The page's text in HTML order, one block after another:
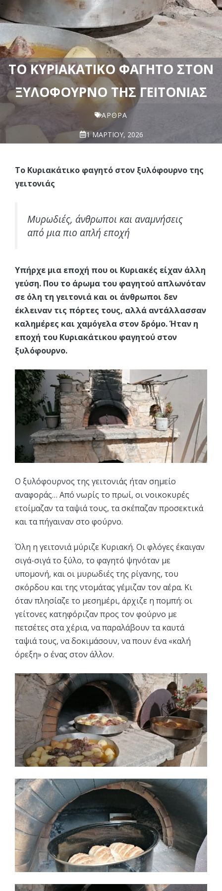
ΤΟ ΚΥΡΙΑΚΆΤΙΚΟ ΦΑΓΗΤΌ ΣΤΟΝ
ΞΥΛΌΦΟΥΡΝΟ ΤΗΣ ΓΕΙΤΟΝΙΆΣ
ΆΡΘΡΑ
1 ΜΑΡΤΊΟΥ, 2026
Το Κυριακάτικο φαγητό στον ξυλόφουρνο της
γειτονιάς
Μυρωδιές, άνθρωποι και αναμνήσεις
από μια πιο απλή εποχή
Υπήρχε μια εποχή που οι Κυριακές είχαν άλλη
γεύση. Που το άρωμα του φαγητού απλωνόταν
σε όλη τη γειτονιά και οι άνθρωποι δεν
έκλειναν τις πόρτες τους, αλλά αντάλλασσαν
καλημέρες και χαμόγελα στον δρόμο. Ήταν η
εποχή του Κυριακάτικου φαγητού στον
ξυλόφουρνο.
Ο ξυλόφουρνος της γειτονιάς ήταν σημείο
αναφοράς… Από νωρίς το πρωί, οι νοικοκυρές
ετοίμαζαν τα ταψιά τους, τα σκέπαζαν προσεκτικά
και τα πήγαιναν στο φούρνο.
Όλη η γειτονιά μύριζε Κυριακή. Οι φλόγες έκαιγαν
σιγά-σιγά το ξύλο, το φαγητό ψηνόταν με
υπομονή, και οι μυρωδιές της ρίγανης, του
σκόρδου και της ντομάτας γέμιζαν τον αέρα. Κι
όταν πλησίαζε το μεσημέρι, άρχιζε η πομπή: οι
γείτονες κατηφόριζαν προς τον φούρνο με
πετσέτες στα χέρια, να παραλάβουν τα καυτά
ταψιά τους, να δοκιμάσουν, να πουν ένα «καλή
όρεξη» ο ένας στον άλλον.